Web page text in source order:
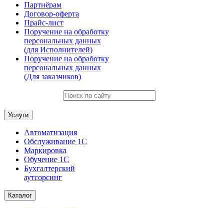
Партнёрам
Договор-оферта
Прайс-лист
Поручение на обработку
персональных данных
(для Исполнителей)
Поручение на обработку
персональных данных
(Для заказчиков)
Услуги
Автоматизация
Обслуживание 1С
Маркировка
Обучение 1С
Бухгалтерский
аутсорсинг
Каталог